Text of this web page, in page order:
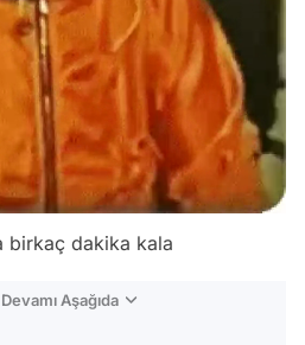
birkaç dakika kala
Aşağıda